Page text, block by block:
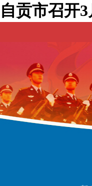
自贡市召开